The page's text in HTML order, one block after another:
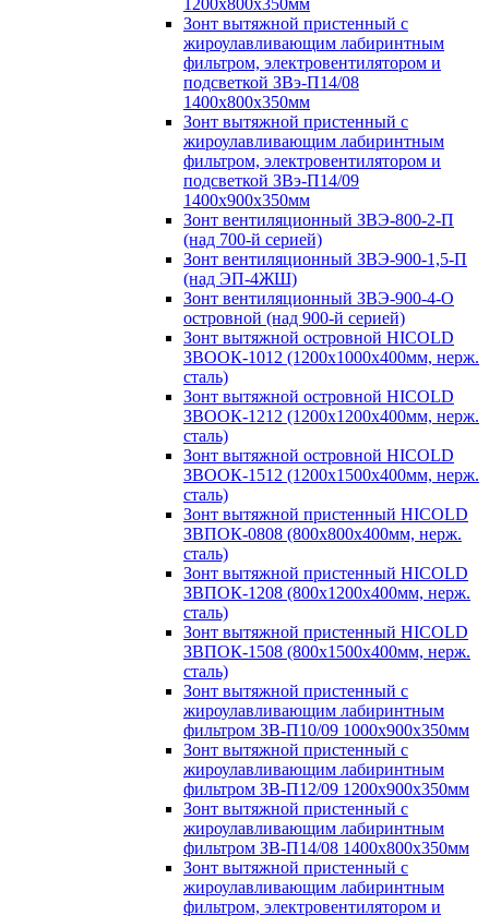
1200х800х350мм
Зонт вытяжной пристенный с
жироулавливающим лабиринтным
фильтром, электровентилятором и
подсветкой ЗВэ-П14/08
1400х800х350мм
Зонт вытяжной пристенный с
жироулавливающим лабиринтным
фильтром, электровентилятором и
подсветкой ЗВэ-П14/09
1400х900х350мм
Зонт вентиляционный ЗВЭ-800-2-П
(над 700-й серией)
Зонт вентиляционный ЗВЭ-900-1,5-П
(над ЭП-4ЖШ)
Зонт вентиляционный ЗВЭ-900-4-О
островной (над 900-й серией)
Зонт вытяжной островной HICOLD
ЗВООК-1012 (1200х1000х400мм, нерж.
сталь)
Зонт вытяжной островной HICOLD
ЗВООК-1212 (1200x1200x400мм, нерж.
сталь)
Зонт вытяжной островной HICOLD
ЗВООК-1512 (1200х1500х400мм, нерж.
сталь)
Зонт вытяжной пристенный HICOLD
ЗВПОК-0808 (800х800х400мм, нерж.
сталь)
Зонт вытяжной пристенный HICOLD
ЗВПОК-1208 (800х1200х400мм, нерж.
сталь)
Зонт вытяжной пристенный HICOLD
ЗВПОК-1508 (800х1500х400мм, нерж.
сталь)
Зонт вытяжной пристенный с
жироулавливающим лабиринтным
фильтром ЗВ-П10/09 1000х900х350мм
Зонт вытяжной пристенный с
жироулавливающим лабиринтным
фильтром ЗВ-П12/09 1200х900х350мм
Зонт вытяжной пристенный с
жироулавливающим лабиринтным
фильтром ЗВ-П14/08 1400х800х350мм
Зонт вытяжной пристенный с
жироулавливающим лабиринтным
фильтром, электровентилятором и